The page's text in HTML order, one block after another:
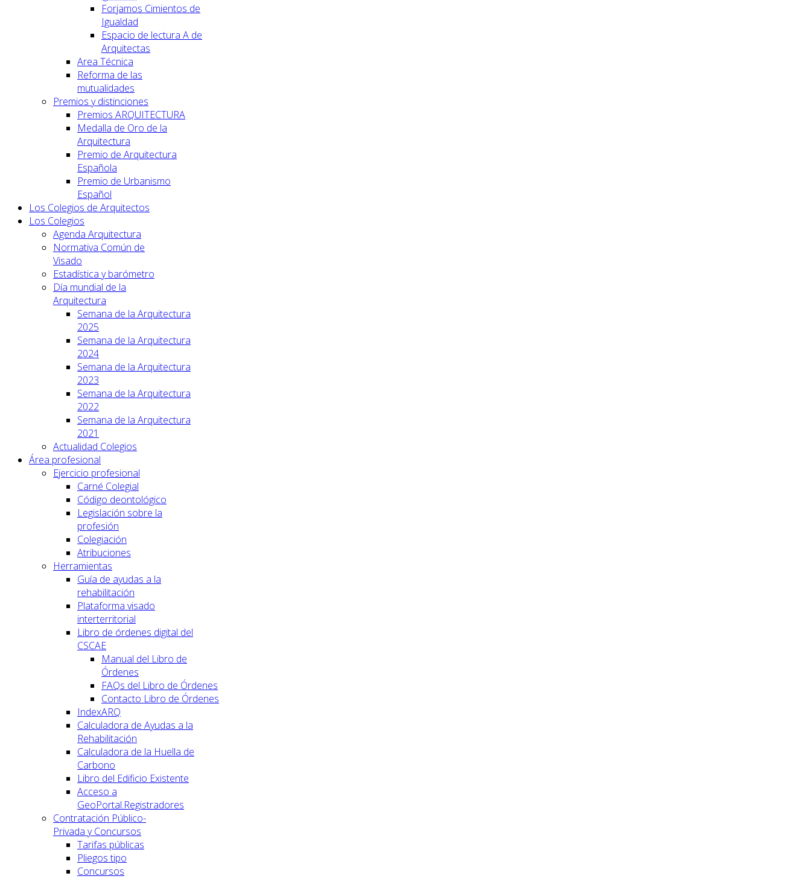
Forjamos Cimientos de
Igualdad
Espacio de lectura A de
Arquitectas
Area Técnica
Reforma de las
mutualidades
Premios y distinciones
Premios ARQUITECTURA
Medalla de Oro de la
Arquitectura
Premio de Arquitectura
Española
Premio de Urbanismo
Español
Los Colegios de Arquitectos
Los Colegios
Agenda Arquitectura
Normativa Común de
Visado
Estadística y barómetro
Día mundial de la
Arquitectura
Semana de la Arquitectura
2025
Semana de la Arquitectura
2024
Semana de la Arquitectura
2023
Semana de la Arquitectura
2022
Semana de la Arquitectura
2021
Actualidad Colegios
Área profesional
Ejercicio profesional
Carné Colegial
Código deontológico
Legislación sobre la
profesión
Colegiación
Atribuciones
Herramientas
Guía de ayudas a la
rehabilitación
Plataforma visado
interterritorial
Libro de órdenes digital del
CSCAE
Manual del Libro de
Órdenes
FAQs del Libro de Órdenes
Contacto Libro de Órdenes
IndexARQ
Calculadora de Ayudas a la
Rehabilitación
Calculadora de la Huella de
Carbono
Libro del Edificio Existente
Acceso a
GeoPortal.Registradores
Contratación Público-
Privada y Concursos
Tarifas públicas
Pliegos tipo
Concursos